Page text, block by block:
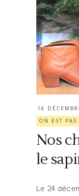
16
ON EST PAS
Nos
le
Le 24